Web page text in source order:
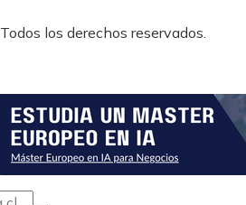
los derechos reservados.